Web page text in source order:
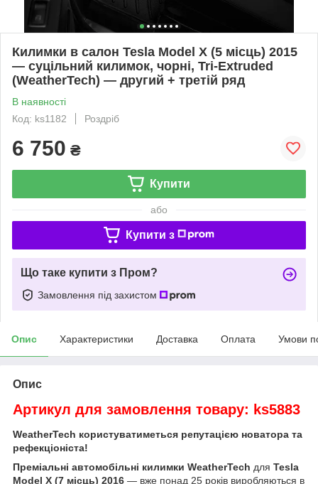
Килимки в салон Tesla Model X (5 місць) 2015
— суцільний килимок, чорні, Tri-Extruded
(WeatherTech) — другий + третій ряд
В наявності
Код: ks1182
Роздріб
6 750 ₴
Купити
або
Купити з
Що таке купити з Пром?
Замовлення під захистом
Опис Характеристики Доставка Оплата Умови
Опис
Артикул для замовлення товару: ks5883
WeatherTech користуватиметься репутацією новатора та
рефекціоніста!
Преміальні автомобільні килимки WeatherTech для Tesla
Model X (7 місць) 2016 — вже понад 25 років виробляються в